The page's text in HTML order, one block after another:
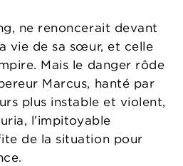
ne renoncerait devant
vie de sa sœur, et celle
Mais le danger rôde
Marcus, hanté par
plus instable et violent,
l’impitoyable
de la situation pour